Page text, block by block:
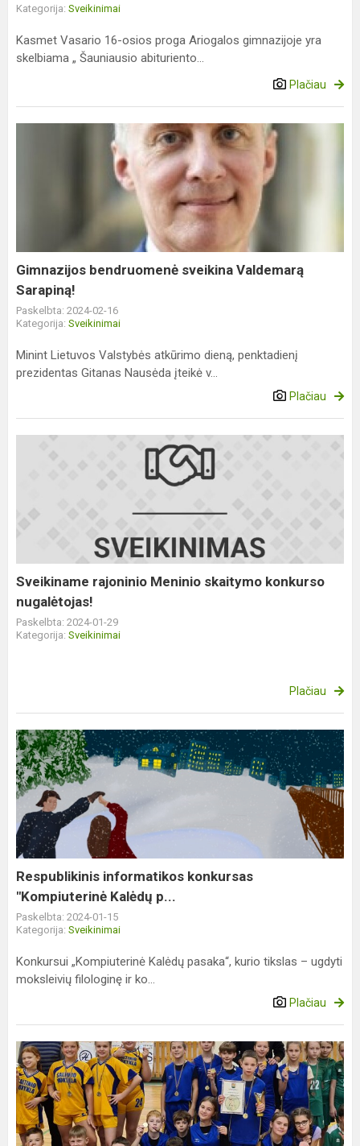
Kategorija: Sveikinimai
Kasmet Vasario 16-osios proga Ariogalos gimnazijoje yra
skelbiama „ Šauniausio abituriento...
Plačiau
Gimnazijos bendruomenė sveikina Valdemarą
Sarapiną!
Paskelbta: 2024-02-16
Kategorija: Sveikinimai
Minint Lietuvos Valstybės atkūrimo dieną, penktadienį
prezidentas Gitanas Nausėda įteikė v...
Plačiau
konkurso
Sveikiname rajoninio Meninio skaitymo konkurso
nugalėtojas!
Paskelbta: 2024-01-29
Kategorija: Sveikinimai
Plačiau
Respublikinis
informatikos
konkursas
"Kompiuterinė
Kalėdų
p...
Respublikinis informatikos konkursas
"Kompiuterinė Kalėdų p...
Paskelbta: 2024-01-15
Kategorija: Sveikinimai
Konkursui „Kompiuterinė Kalėdų pasaka“, kurio tikslas – ugdyti
moksleivių filologinę ir ko...
Plačiau
Pradinių
klasių
mokinių
kvadrato
varžybos